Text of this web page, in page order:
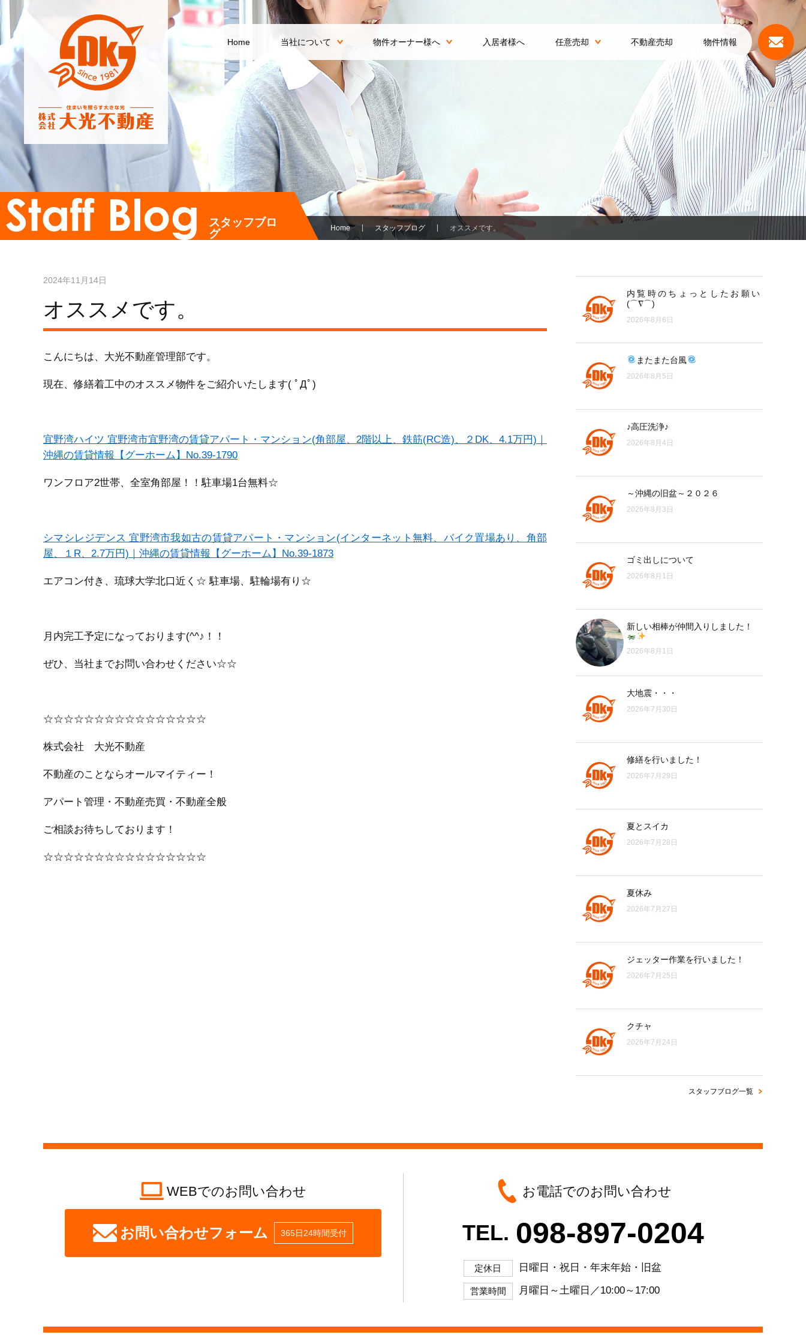
Home 当社について 物件オーナー様へ 入居者様へ 任意売却 不動産売却 物件情報
スタッフブロ
グ
Home スタッフブログ オススメです。
2024年11月14日
オススメです。
こんにちは、大光不動産管理部です。
現在、修繕着工中のオススメ物件をご紹介いたします( ﾟДﾟ)
宜野湾ハイツ 宜野湾市宜野湾の賃貸アパート・マンション(角部屋、2階以上、鉄筋(RC造)、２DK、4.1万円)｜
沖縄の賃貸情報【グーホーム】No.39-1790
ワンフロア2世帯、全室角部屋！！駐車場1台無料☆
シマシレジデンス 宜野湾市我如古の賃貸アパート・マンション(インターネット無料、バイク置場あり、角部
屋、１R、2.7万円)｜沖縄の賃貸情報【グーホーム】No.39-1873
エアコン付き、琉球大学北口近く☆ 駐車場、駐輪場有り☆
月内完工予定になっております(^^♪！！
ぜひ、当社までお問い合わせください☆☆
☆☆☆☆☆☆☆☆☆☆☆☆☆☆☆☆
株式会社 大光不動産
不動産のことならオールマイティー！
アパート管理・不動産売買・不動産全般
ご相談お待ちしております！
☆☆☆☆☆☆☆☆☆☆☆☆☆☆☆☆
内覧時のちょっとしたお願い
(⌒∇⌒)
2026年8月6日
またまた台風
2026年8月5日
♪高圧洗浄♪
2026年8月4日
～沖縄の旧盆～２０２６
2026年8月3日
ゴミ出しについて
2026年8月1日
新しい相棒が仲間入りしました！
2026年8月1日
大地震・・・
2026年7月30日
修繕を行いました！
2026年7月29日
夏とスイカ
2026年7月28日
夏休み
2026年7月27日
ジェッター作業を行いました！
2026年7月25日
クチャ
2026年7月24日
スタッフブログ一覧
WEBでのお問い合わせ
お問い合わせフォーム 365日24時間受付
お電話でのお問い合わせ
TEL. 098-897-0204
定休日 日曜日・祝日・年末年始・旧盆
営業時間 月曜日～土曜日／10:00～17:00